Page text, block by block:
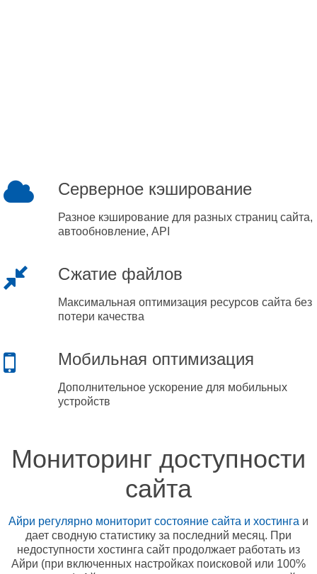
Серверное кэширование
Разное кэширование для разных страниц сайта,
автообновление, API
Сжатие файлов
Максимальная оптимизация ресурсов сайта без
потери качества
Мобильная оптимизация
Дополнительное ускорение для мобильных
устройств
Мониторинг доступности
сайта
Айри регулярно мониторит состояние сайта и хостинга и
дает сводную статистику за последний месяц. При
недоступности хостинга сайт продолжает работать из
Айри (при включенных настройках поисковой или 100%